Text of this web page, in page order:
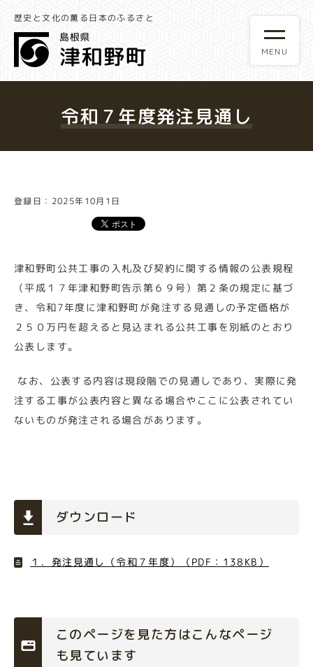
歴史と文化の薫る日本のふるさと
令和７年度発注見通し
登録日：2025年10月1日
津和野町公共工事の入札及び契約に関する情報の公表規程
（平成１７年津和野町告示第６９号）第２条の規定に基づ
き、令和7年度に津和野町が発注する見通しの予定価格が
２５０万円を超えると見込まれる公共工事を別紙のとおり
公表します。
なお、公表する内容は現段階での見通しであり、実際に発
注する工事が公表内容と異なる場合やここに公表されてい
ないものが発注される場合があります。
ダウンロード
１．発注見通し（令和７年度）（PDF：138KB）
このページを見た方はこんなページ
も見ています